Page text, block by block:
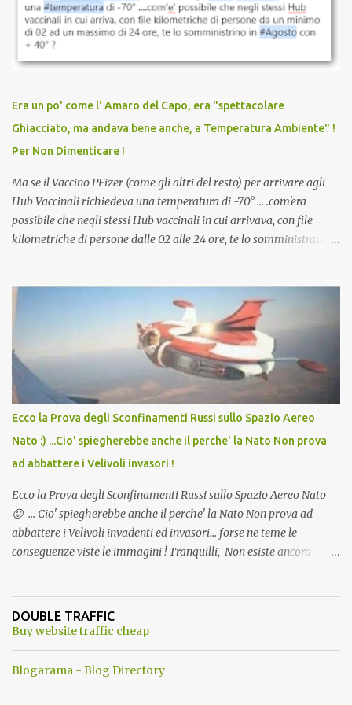
discriminazioni per coloro che non l’hanno fatto. Se non sei stato
vaccinato, nessuno aveva prima cercato di farti sentire una
persona cattiva. Non avevamo mai visto un vaccino che minacci le
vaccino usato per minacciare i mezzi di sussistenza, il lavoro o la
scuola. Non avevamo mai visto un vaccino che permettesse a un
dodicenne di ignorare il consenso dei genitori. Dopo tutti i vaccini
che abbiamo elencato sopra...
Era un po' come l' Amaro del Capo, era "spettacolare
Ghiacciato, ma andava bene anche, a Temperatura Ambiente" !
Per Non Dimenticare !
Ma se il Vaccino PFizer (come gli altri del resto) per arrivare agli
Hub Vaccinali richiedeva una temperatura di -70° ... .com'era
possibile che negli stessi Hub vaccinali in cui arrivava, con file
kilometriche di persone dalle 02 alle 24 ore, te lo somministravano
Vaccino come: l' Amaro del Capo, era "spettacolare Ghiacciato, ma
andava bene anche, a Temperatura Ambiente"! Riproponiamo
l'articolo per NON Dimenticare!
Ecco la Prova degli Sconfinamenti Russi sullo Spazio Aereo
Nato :) ...Cio' spiegherebbe anche il perche' la Nato Non prova
ad abbattere i Velivoli invasori !
Ecco la Prova degli Sconfinamenti Russi sullo Spazio Aereo Nato
😛 ... Cio' spiegherebbe anche il perche' la Nato Non prova ad
abbattere i Velivoli invadenti ed invasori... forse ne teme le
conseguenze viste le immagini ! Tranquilli, Non esiste ancora
ancora una fantasia Nato o forse una "False Flag", per provocare
una guerra mondiale che difficilmente da menti sane, potrebbe
DOUBLE TRAFFIC
Buy website traffic cheap
Blogarama - Blog Directory